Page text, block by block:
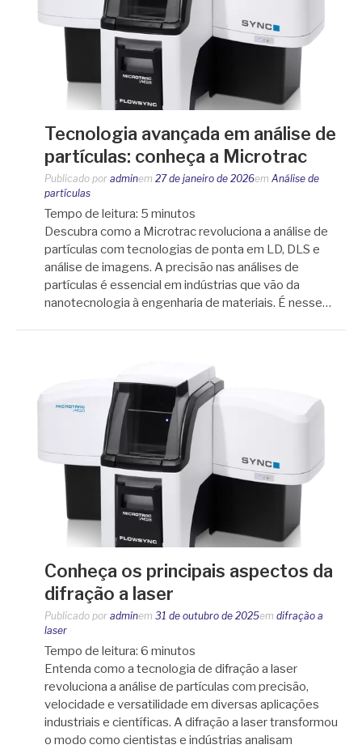
Tecnologia avançada em análise de
partículas: conheça a Microtrac
Publicado por adminem 27 de janeiro de 2026em Análise de
partículas
Tempo de leitura: 5 minutos
Descubra como a Microtrac revoluciona a análise de
partículas com tecnologias de ponta em LD, DLS e
análise de imagens. A precisão nas análises de
partículas é essencial em indústrias que vão da
nanotecnologia à engenharia de materiais. É nesse…
Conheça os principais aspectos da
difração a laser
Publicado por adminem 31 de outubro de 2025em difração a
laser
Tempo de leitura: 6 minutos
Entenda como a tecnologia de difração a laser
revoluciona a análise de partículas com precisão,
velocidade e versatilidade em diversas aplicações
industriais e científicas. A difração a laser transformou
o modo como cientistas e indústrias analisam